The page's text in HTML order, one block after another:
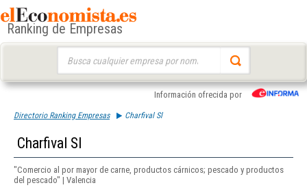
Ranking de Empresas
Información ofrecida por
Directorio Ranking Empresas Charfival Sl
Charfival Sl
"Comercio al por mayor de carne, productos cárnicos; pescado y productos
del pescado" | Valencia